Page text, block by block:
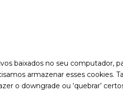
baixados no seu computador,
armazenar esses cookies.
o downgrade ou ‘quebrar’